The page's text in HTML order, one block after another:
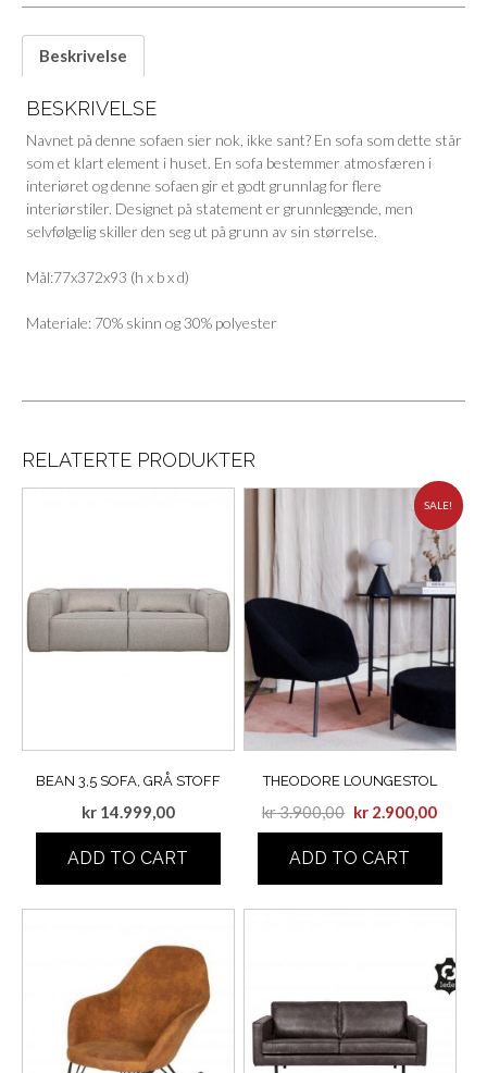
Beskrivelse
BESKRIVELSE
Navnet på denne sofaen sier nok, ikke sant? En sofa som dette står
som et klart element i huset. En sofa bestemmer atmosfæren i
interiøret og denne sofaen gir et godt grunnlag for flere
interiørstiler. Designet på statement er grunnleggende, men
selvfølgelig skiller den seg ut på grunn av sin størrelse.
Mål:77x372x93 (h x b x d)
Materiale: 70% skinn og 30% polyester
RELATERTE PRODUKTER
BEAN 3,5 SOFA, GRÅ STOFF
kr14.999,00
ADD TO CART
SALE!
THEODORE LOUNGESTOL
kr3.900,00 kr 2.900,00
ADD TO CART